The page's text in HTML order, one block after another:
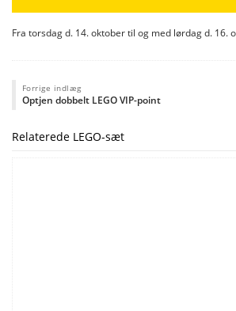
Fra torsdag d. 14. oktober til og med lørdag d. 16.
Forrige indlæg
Optjen dobbelt LEGO VIP-point
Relaterede LEGO-sæt